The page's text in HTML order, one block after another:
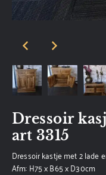
Dressoir
art 3315
Dressoir kastje met 2 lade
Afm: H75 x B65 x D30cm